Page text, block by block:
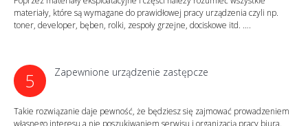
materiały, które są wymagane do prawidłowej pracy urządzenia czyli np.
toner, developer, bęben, rolki, zespoły grzejne, dociskowe itd. ….
5 Zapewnione urządzenie zastępcze
Takie rozwiązanie daje pewność, że będziesz się zajmować prowadzeniem
własnego interesu a nie poszukiwaniem serwisu i organizacją pracy biura.